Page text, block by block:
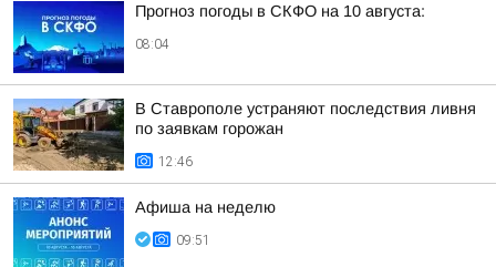
Прогноз погоды в СКФО на 10 августа:
08:04
В Ставрополе устраняют последствия ливня
по заявкам горожан
12:46
Афиша на неделю
09:51